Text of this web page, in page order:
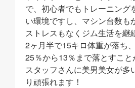
で、 初心者でもトレーニング
い環境ですし、 マシン台数も
ストレスもなくジム生活を継
2ヶ月半で15キロ体重が落ち
25％から13％まで落とすこと
スタッフさんに美男美女が多
り頑張れます！